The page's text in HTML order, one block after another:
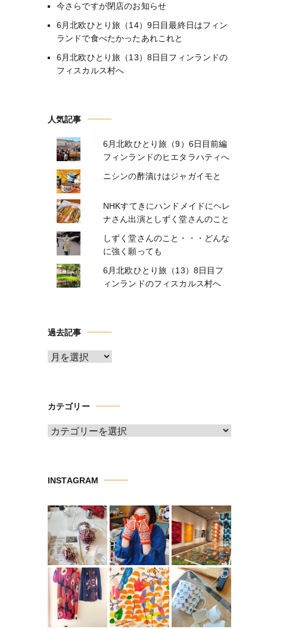
今さらですが閉店のお知らせ
6月北欧ひとり旅（14）9日目最終日はフィン
ランドで食べたかったあれこれと
6月北欧ひとり旅（13）8日目フィンランドの
フィスカルス村へ
人気記事
6月北欧ひとり旅（9）6日目前編
フィンランドのヒエタラハティへ
ニシンの酢漬けはジャガイモと
NHKすてきにハンドメイドにヘレ
ナさん出演としずく堂さんのこと
しずく堂さんのこと・・・どんな
に強く願っても
6月北欧ひとり旅（13）8日目フ
ィンランドのフィスカルス村へ
過去記事
ア
ブ
カテゴリー
カ
ー
INSTAGRAM